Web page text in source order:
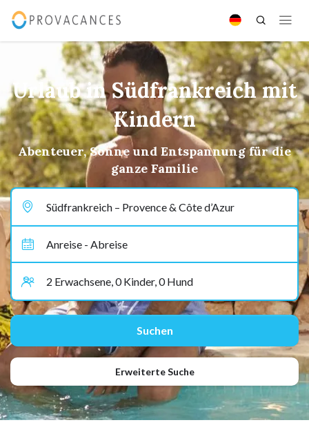
Urlaub in Südfrankreich mit
Kindern
Abenteuer, Sonne und Entspannung für die
ganze Familie
Erweiterte Suche